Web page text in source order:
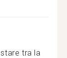
tra la